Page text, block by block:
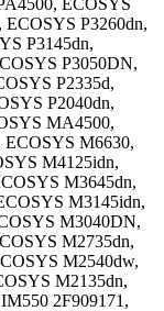
ECOSYS P3260dn,
P3145dn,
P3050DN,
P2335d,
P2040dn,
MA4500,
M6630,
M4125idn,
M3645dn,
M3145idn,
M3040DN,
M2735dn,
M2540dw,
M2135dn,
2F909171,